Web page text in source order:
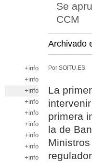
Se
CCM
Archivado
+info
+info
+info
+info
+info
+info
+info
+info
+info
Por SOITU.ES
La
primera
la de